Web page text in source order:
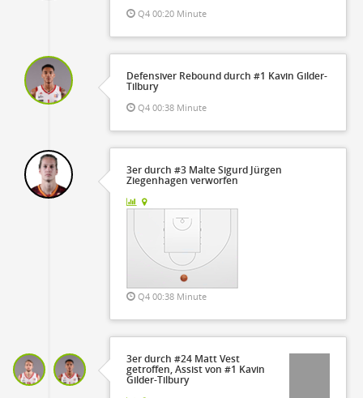
Q4 00:20 Minute
Defensiver Rebound durch #1 Kavin Gilder-
Tilbury
Q4 00:38 Minute
3er durch #3 Malte Sigurd Jürgen
Ziegenhagen verworfen
Q4 00:38 Minute
3er durch #24 Matt Vest
getroffen, Assist von #1 Kavin
Gilder-Tilbury